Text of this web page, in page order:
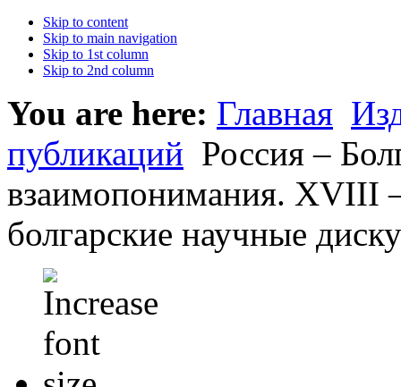
Skip to content
Skip to main navigation
Skip to 1st column
Skip to 2nd column
You are here: Главная
публикаций Россия –
взаимопонимания. XVIII
болгарские научные